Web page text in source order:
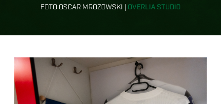
FOTO OSCAR MROZOWSKI | OVERLIA STUDIO